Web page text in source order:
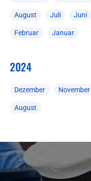
August Juli Juni
Februar Januar
2024
Dezember November
August